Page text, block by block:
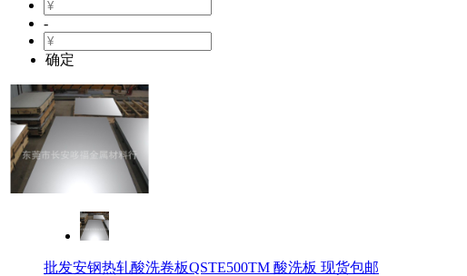
-
确定
批发安钢热轧酸洗卷板QSTE500TM 酸洗板 现货包邮